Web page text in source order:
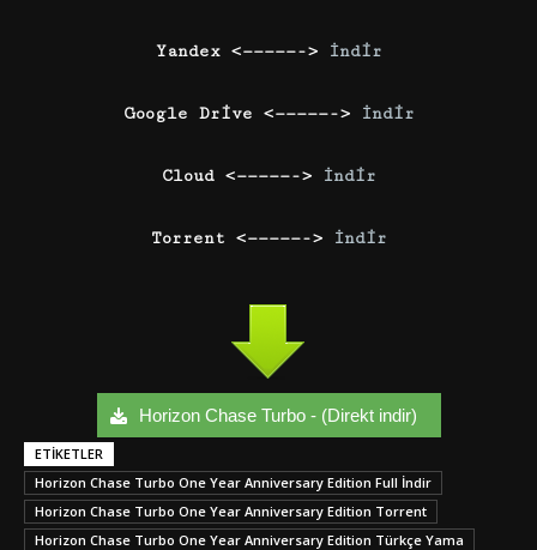
Yandex <—————-> İndir
Google Drive <—————-> İndir
Cloud <—————-> İndir
Torrent <—————-> İndir
Horizon Chase Turbo - (Direkt indir)
ETIKETLER
Horizon Chase Turbo One Year Anniversary Edition Full İndir
Horizon Chase Turbo One Year Anniversary Edition Torrent
Horizon Chase Turbo One Year Anniversary Edition Türkçe Yama